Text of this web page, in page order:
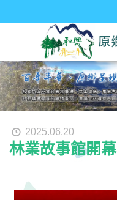
2025.06.20
林業故事館開幕